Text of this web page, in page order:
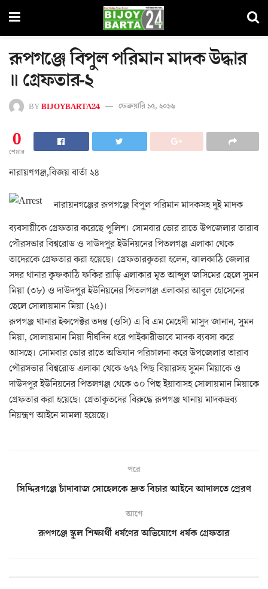
রূপগঞ্জে বিপুল পরিমান মাদক উদ্ধার
॥ গ্রেফতার-২
BYBIJOYBARTA24 ফেব্রুয়ারি ১৫, ২০১৬
0
শেয়ার
নারায়ণগঞ্জ,বিজয় বার্তা ২৪
নারায়নগঞ্জের রূপগঞ্জে বিপুল পরিমান মাদকসহ দুই মাদক
ব্যবসায়ীকে গ্রেফতার করেছে পুলিশ। সোমবার ভোর রাতে উপজেলার তারাব
পৌরসভার বিশ্বরোড ও দাউদপুর ইউনিয়নের পিতলগঞ্জ এলাকা থেকে
তাদেরকে গ্রেফতার করা হয়েছে। গ্রেফতারকৃতরা হলেন, ঝালকাঠি জেলার
সদর থানার কৃষ্ণকাঠি ফকির রাড়ি এলাকার মৃত আব্দুল জসিমের ছেলে সুমন
মিয়া (৩৮) ও দাউদপুর ইউনিয়নের পিতলগঞ্জ এলাকার আবুল হোসেনের
ছেলে সোলায়মান মিয়া (২৫)।
রূপগঞ্জ থানার ইন্সপেক্টর তদন্ত (ওসি) এ বি এম মেহেদী মাসুদ জানান, সুমন
মিয়া, সোলায়মান মিয়া দীর্ঘদিন ধরে পাইকারীভাবে মাদক ব্যবসা করে
আসছে। সোমবার ভোর রাতে অভিযান পরিচালনা করে উপজেলার তারাব
পৌরসভার বিশ্বরোড এলাকা থেকে ৬৭২ পিছ বিয়ারসহ সুমন মিয়াকে ও
দাউদপুর ইউনিয়নের পিতলগঞ্জ থেকে ৩০ পিছ ইয়াবাসহ সোলায়মান মিয়াকে
গ্রেফতার করা হয়েছে। গ্রেতাকৃতদের বিরুদ্ধে রূপগঞ্জ থানায় মাদকদ্রব্য
নিয়ন্ত্রণ আইনে মামলা হয়েছে।
পরে
সিদ্দিরগঞ্জে চাঁদাবাজ সোহেলকে দ্রুত বিচার আইনে আদালতে প্রেরণ
আগে
রূপগঞ্জে স্কুল শিক্ষার্থী ধর্ষণের অভিযোগে ধর্ষক গ্রেফতার